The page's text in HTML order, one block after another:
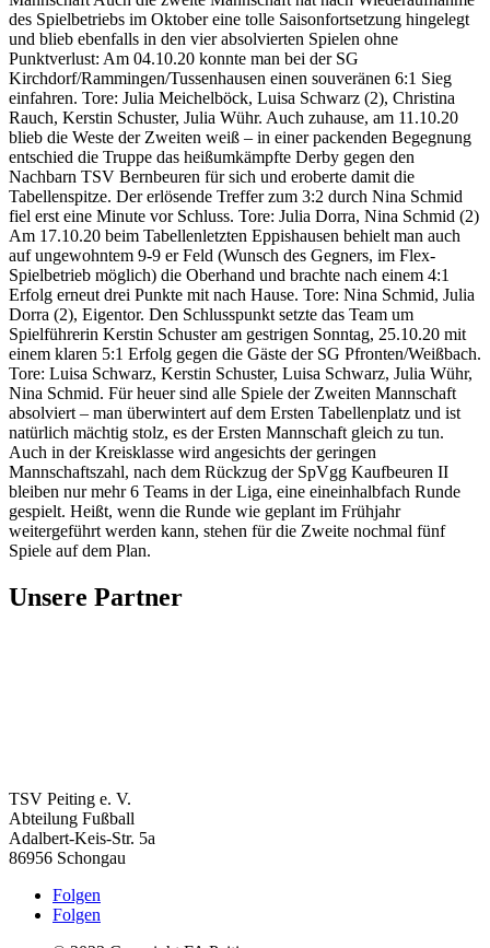
des Spielbetriebs im Oktober eine tolle Saisonfortsetzung hingelegt
und blieb ebenfalls in den vier absolvierten Spielen ohne
Punktverlust: Am 04.10.20 konnte man bei der SG
Kirchdorf/Rammingen/Tussenhausen einen souveränen 6:1 Sieg
einfahren. Tore: Julia Meichelböck, Luisa Schwarz (2), Christina
Rauch, Kerstin Schuster, Julia Wühr. Auch zuhause, am 11.10.20
blieb die Weste der Zweiten weiß – in einer packenden Begegnung
entschied die Truppe das heißumkämpfte Derby gegen den
Nachbarn TSV Bernbeuren für sich und eroberte damit die
Tabellenspitze. Der erlösende Treffer zum 3:2 durch Nina Schmid
fiel erst eine Minute vor Schluss. Tore: Julia Dorra, Nina Schmid (2)
Am 17.10.20 beim Tabellenletzten Eppishausen behielt man auch
auf ungewohntem 9-9 er Feld (Wunsch des Gegners, im Flex-
Spielbetrieb möglich) die Oberhand und brachte nach einem 4:1
Erfolg erneut drei Punkte mit nach Hause. Tore: Nina Schmid, Julia
Dorra (2), Eigentor. Den Schlusspunkt setzte das Team um
Spielführerin Kerstin Schuster am gestrigen Sonntag, 25.10.20 mit
einem klaren 5:1 Erfolg gegen die Gäste der SG Pfronten/Weißbach.
Tore: Luisa Schwarz, Kerstin Schuster, Luisa Schwarz, Julia Wühr,
Nina Schmid. Für heuer sind alle Spiele der Zweiten Mannschaft
absolviert – man überwintert auf dem Ersten Tabellenplatz und ist
natürlich mächtig stolz, es der Ersten Mannschaft gleich zu tun.
Auch in der Kreisklasse wird angesichts der geringen
Mannschaftszahl, nach dem Rückzug der SpVgg Kaufbeuren II
bleiben nur mehr 6 Teams in der Liga, eine eineinhalbfach Runde
gespielt. Heißt, wenn die Runde wie geplant im Frühjahr
weitergeführt werden kann, stehen für die Zweite nochmal fünf
Spiele auf dem Plan.
Unsere Partner
TSV Peiting e. V.
Abteilung Fußball
Adalbert-Keis-Str. 5a
86956 Schongau
Folgen
Folgen